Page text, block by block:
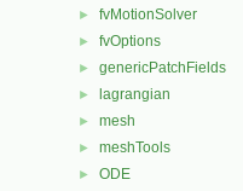
► fvMotionSolver
► fvOptions
► genericPatchFields
► lagrangian
► mesh
► meshTools
► ODE